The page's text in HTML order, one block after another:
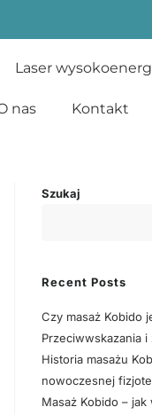
Laser
nas Kontakt
Szukaj
Recent Posts
Czy masaż Kobido
Przeciwwskazania i
Historia masażu
nowoczesnej
Masaż Kobido –